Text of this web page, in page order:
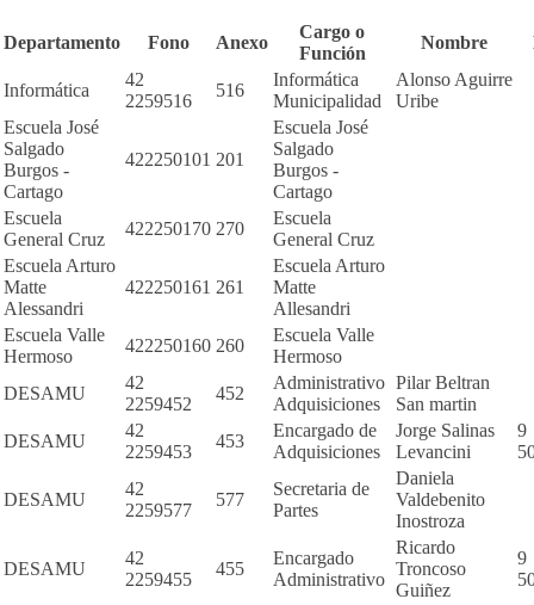
Departamento Fono Anexo
Cargo o
Función
Nombre
Informática
42
2259516
516
Informática
Municipalidad
Alonso Aguirre
Uribe
Escuela José
Salgado
Burgos -
Cartago
422250101 201
Escuela José
Salgado
Burgos -
Cartago
Escuela
General Cruz
422250170 270
Escuela
General Cruz
Escuela Arturo
Matte
Alessandri
422250161 261
Escuela Arturo
Matte
Allesandri
Escuela Valle
Hermoso
422250160 260
Escuela Valle
Hermoso
DESAMU
42
2259452
452
Administrativo
Adquisiciones
Pilar Beltran
San martin
DESAMU
42
2259453
453
Encargado de
Adquisiciones
Jorge Salinas
Levancini
9
DESAMU
42
2259577
577
Secretaria de
Partes
Daniela
Valdebenito
Inostroza
DESAMU
42
2259455
455
Encargado
Administrativo
Ricardo
Troncoso
Guiñez
9